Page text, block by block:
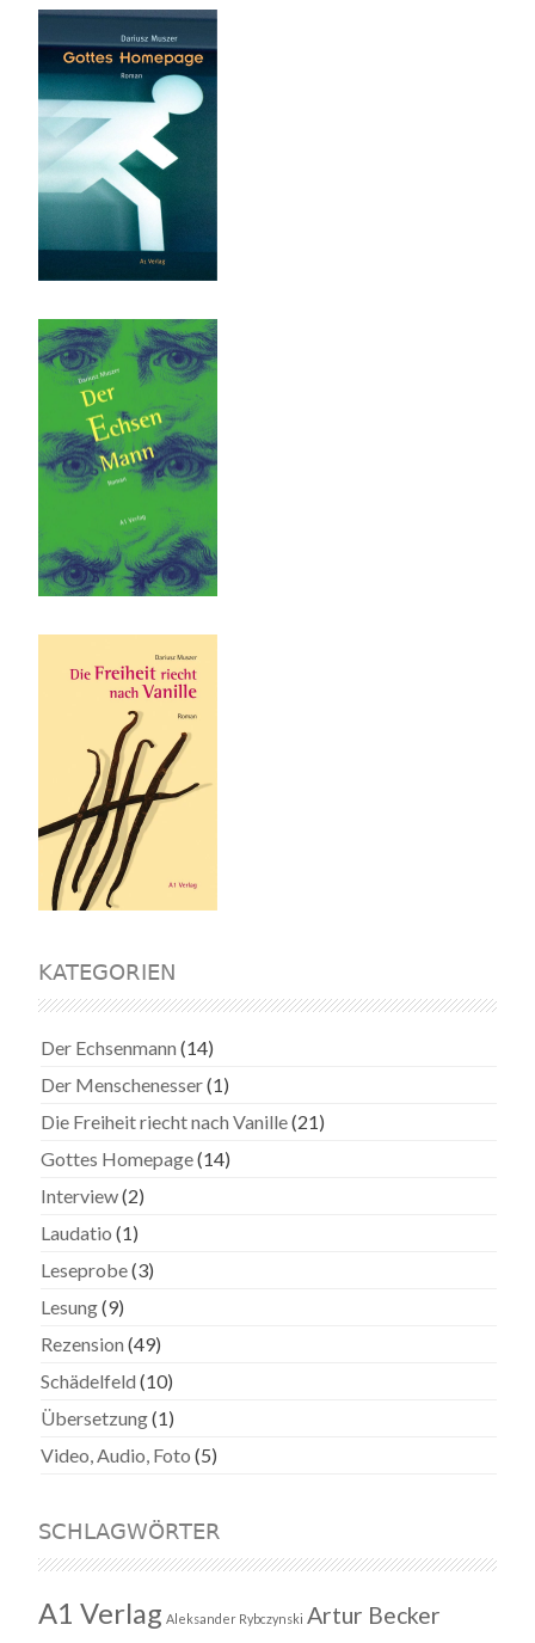
KATEGORIEN
Der Echsenmann (14)
Der Menschenesser(1)
Die Freiheit riecht nach Vanille(21)
Gottes Homepage(14)
Interview(2)
Laudatio (1)
Leseprobe(3)
Lesung(9)
Rezension (49)
Schädelfeld (10)
Übersetzung(1)
Video, Audio, Foto (5)
SCHLAGWÖRTER
A1 Verlag Aleksander Rybczynski Artur Becker